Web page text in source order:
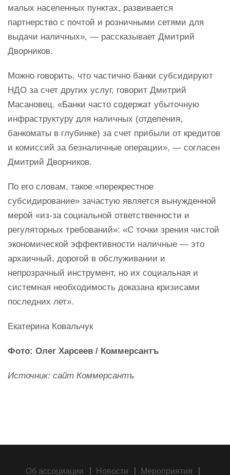
малых населенных пунктах, развивается
партнерство с почтой и розничными сетями для
выдачи наличных», — рассказывает Дмитрий
Дворников.
Можно говорить, что частично банки субсидируют
НДО за счет других услуг, говорит Дмитрий
Масановец. «Банки часто содержат убыточную
инфраструктуру для наличных (отделения,
банкоматы в глубинке) за счет прибыли от кредитов
и комиссий за безналичные операции», — согласен
Дмитрий Дворников.
По его словам, такое «перекрестное
субсидирование» зачастую является вынужденной
мерой «из-за социальной ответственности и
регуляторных требований»: «С точки зрения чистой
экономической эффективности наличные — это
архаичный, дорогой в обслуживании и
непрозрачный инструмент, но их социальная и
системная необходимость доказана кризисами
последних лет».
Екатерина Ковальчук
Фото: Олег Харсеев / Коммерсантъ
Источник: сайт Коммерсантъ
Об ассоциации Новости Мероприятия